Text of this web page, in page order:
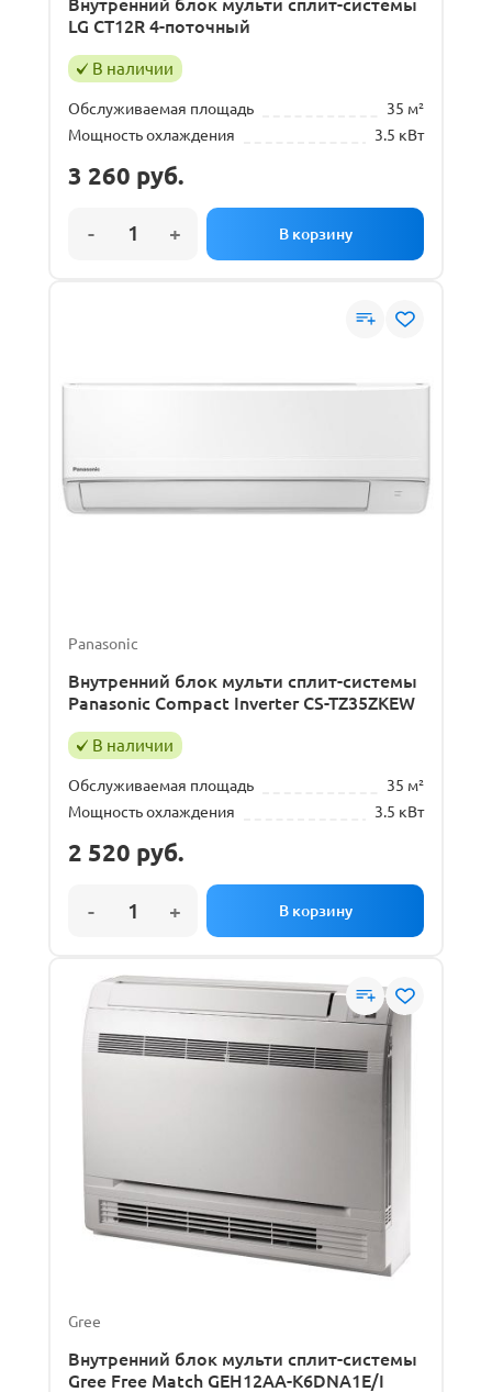
Внутренний блок мульти сплит-системы
LG CT12R 4-поточный
В наличии
Обслуживаемая площадь
35 м²
Мощность охлаждения
3.5 кВт
3 260 руб.
Panasonic
Внутренний блок мульти сплит-системы
Panasonic Compact Inverter CS-TZ35ZKEW
В наличии
Обслуживаемая площадь
35 м²
Мощность охлаждения
3.5 кВт
2 520 руб.
Gree
Внутренний блок мульти сплит-системы
Gree Free Match GEH12AA-K6DNA1E/I